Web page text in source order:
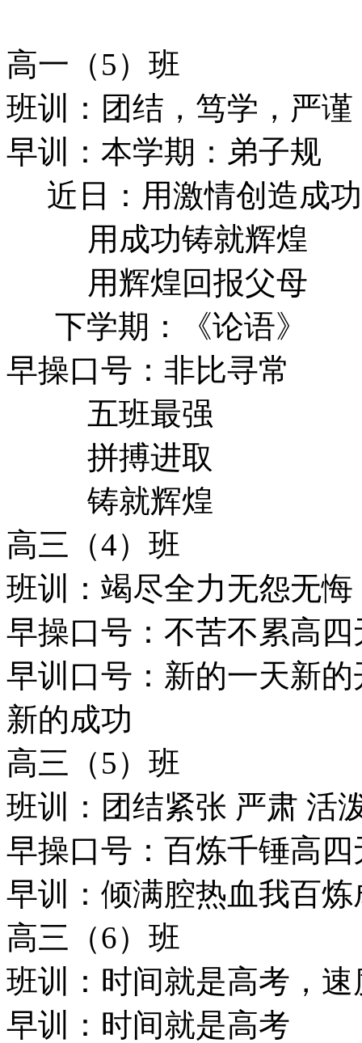
高一（5）班
班训：团结，笃学，严谨
早训：本学期：弟子规
近日：用激情创造成功
用成功铸就辉煌
用辉煌回报父母
下学期：《论语》
早操口号：非比寻常
五班最强
拼搏进取
铸就辉煌
高三（4）班
班训：竭尽全力无怨无悔
早操口号：不苦不累高
早训口号：新的一天新
新的成功
高三（5）班
班训：团结紧张 严肃 活
早操口号：百炼千锤高
早训：倾满腔热血我百
高三（6）班
班训：时间就是高考，
早训：时间就是高考